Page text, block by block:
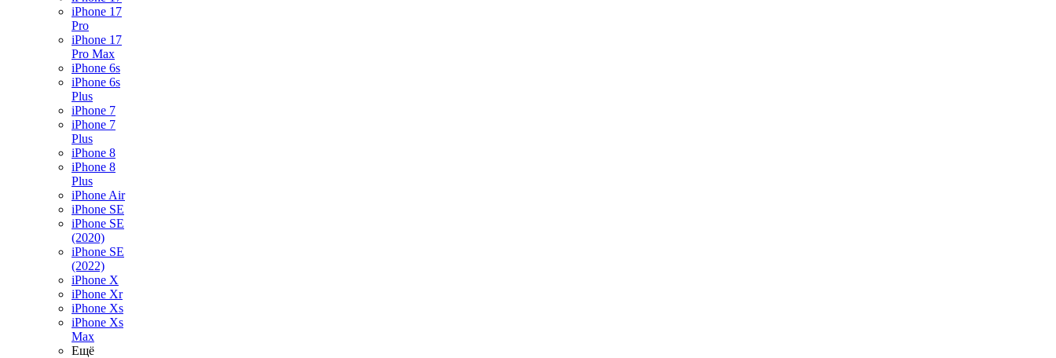
iPhone 17
Pro
iPhone 17
Pro Max
iPhone 6s
iPhone 6s
Plus
iPhone 7
iPhone 7
Plus
iPhone 8
iPhone 8
Plus
iPhone Air
iPhone SE
iPhone SE
(2020)
iPhone SE
(2022)
iPhone X
iPhone Xr
iPhone Xs
iPhone Xs
Max
Ещё